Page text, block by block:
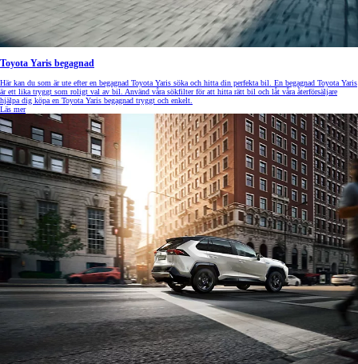
Toyota Yaris begagnad
Här kan du som är ute efter en begagnad Toyota Yaris söka och hitta din perfekta bil. En begagnad Toyota Yaris
är ett lika tryggt som roligt val av bil. Använd våra sökfilter för att hitta rätt bil och låt våra återförsäljare
hjälpa dig köpa en Toyota Yaris begagnad tryggt och enkelt.
Läs mer